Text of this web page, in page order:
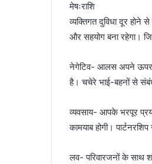
मेषःराशि
व्यक्तिगत दुविधा दूर होने
और सहयोग बना रहेगा।
नेगेटिव- आलस अपने ऊपर
है। चचेरे भाई-बहनों से
व्यवसाय- आपके भरपूर
कामयाब होगी।
लव- परिवारजनों के साथ